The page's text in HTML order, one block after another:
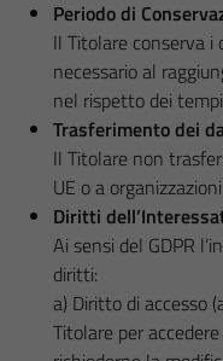
Periodo di
Il Titolare conserva
necessario al
nel rispetto dei
Trasferimento dei
Il Titolare non
UE o a
Diritti
Ai sensi del GDPR
diritti:
a) Diritto di accesso
Titolare per